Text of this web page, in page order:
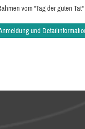
vom "Tag der guten
und